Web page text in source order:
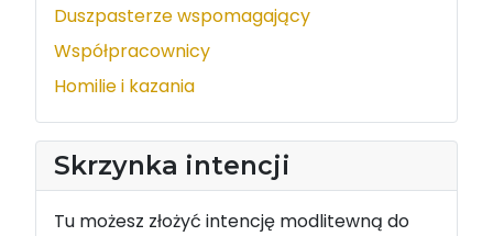
Duszpasterze wspomagający
Współpracownicy
Homilie i kazania
Skrzynka intencji
Tu możesz złożyć intencję modlitewną do